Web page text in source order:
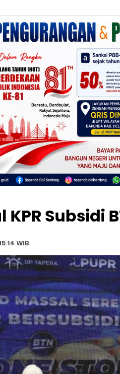
Subsidi
WIB